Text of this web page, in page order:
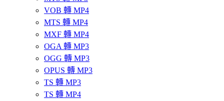
VOB 轉 MP4
MTS 轉 MP4
MXF 轉 MP4
OGA 轉 MP3
OGG 轉 MP3
OPUS 轉 MP3
TS 轉 MP3
TS 轉 MP4